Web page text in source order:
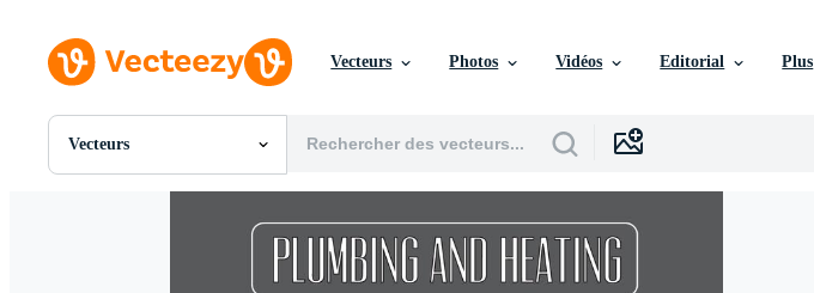
Vecteurs Photos Vidéos Editorial Plus
Vecteurs
Toutes Images